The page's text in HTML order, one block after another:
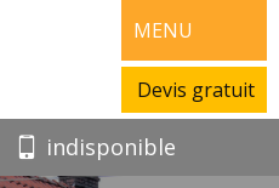
MENU
Devis gratuit
indisponible